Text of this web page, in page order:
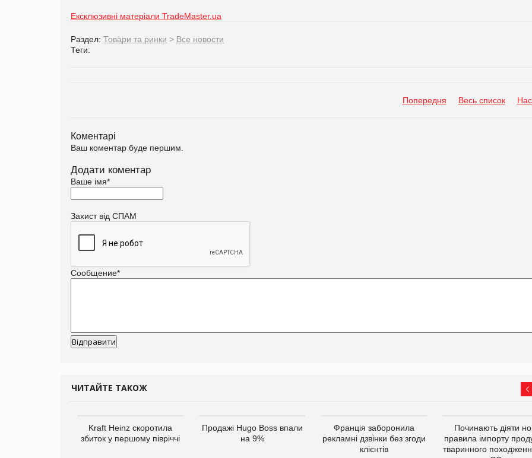
Ексклюзивні матеріали TradeMaster.ua
Раздел: Товари та ринки > Все новости
Теги:
Попередня Весь список
Коментарі
Ваш коментар буде першим.
Додати коментар
Ваше імя*
Захист від СПАМ
Сообщение*
ЧИТАЙТЕ ТАКОЖ
Kraft Heinz скоротила
збиток у першому півріччі
Продажі Hugo Boss впали
на 9%
Франція заборонила
рекламні дзвінки без згоди
клієнтів
Починають діяти
правила імпорту
тваринного